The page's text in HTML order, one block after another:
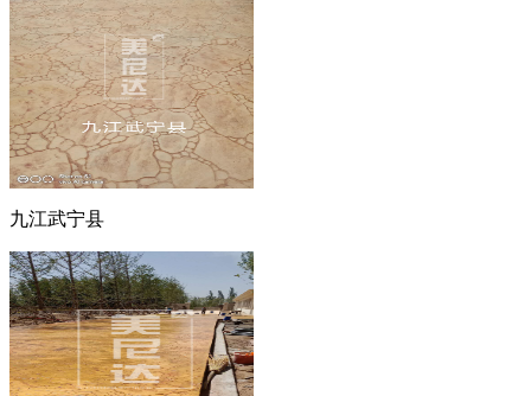
九江武宁县